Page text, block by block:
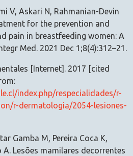
V, Askari N, Rahmanian-Devin
for the prevention and
pain in breastfeeding women: A
Med. 2021 Dec 1;8(4):312–21.
[Internet]. 2017 [cited
index.php/respecialidades/r-
r-dermatologia/2054-lesiones-
Gamba M, Pereira Coca K,
Lesões mamilares decorrentes